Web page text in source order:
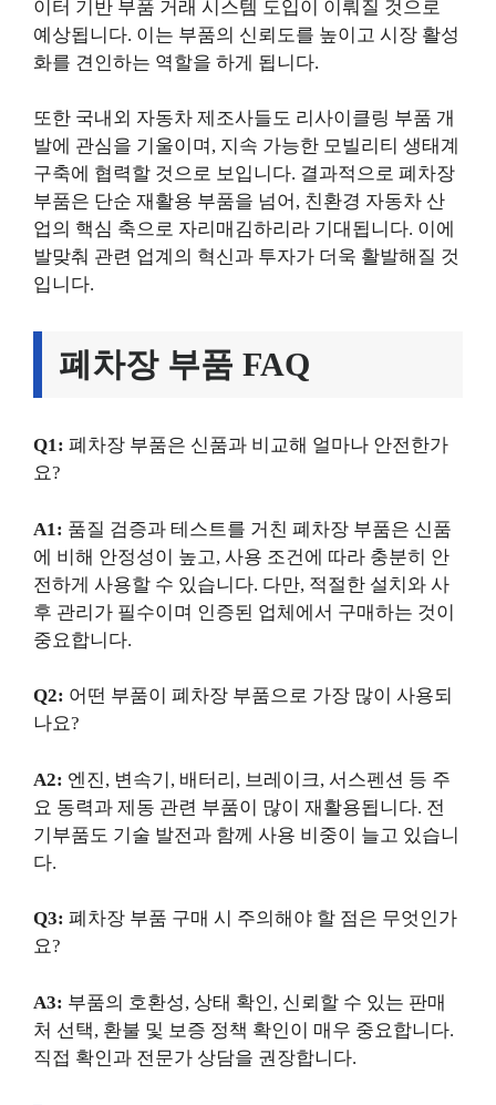
이터 기반 부품 거래 시스템 도입이 이뤄질 것으로
예상됩니다. 이는 부품의 신뢰도를 높이고 시장 활성
화를 견인하는 역할을 하게 됩니다.
또한 국내외 자동차 제조사들도 리사이클링 부품 개
발에 관심을 기울이며, 지속 가능한 모빌리티 생태계
구축에 협력할 것으로 보입니다. 결과적으로 폐차장
부품은 단순 재활용 부품을 넘어, 친환경 자동차 산
업의 핵심 축으로 자리매김하리라 기대됩니다. 이에
발맞춰 관련 업계의 혁신과 투자가 더욱 활발해질 것
입니다.
폐차장 부품 FAQ
Q1: 폐차장 부품은 신품과 비교해 얼마나 안전한가
요?
A1: 품질 검증과 테스트를 거친 폐차장 부품은 신품
에 비해 안정성이 높고, 사용 조건에 따라 충분히 안
전하게 사용할 수 있습니다. 다만, 적절한 설치와 사
후 관리가 필수이며 인증된 업체에서 구매하는 것이
중요합니다.
Q2: 어떤 부품이 폐차장 부품으로 가장 많이 사용되
나요?
A2: 엔진, 변속기, 배터리, 브레이크, 서스펜션 등 주
요 동력과 제동 관련 부품이 많이 재활용됩니다. 전
기부품도 기술 발전과 함께 사용 비중이 늘고 있습니
다.
Q3: 폐차장 부품 구매 시 주의해야 할 점은 무엇인가
요?
A3: 부품의 호환성, 상태 확인, 신뢰할 수 있는 판매
처 선택, 환불 및 보증 정책 확인이 매우 중요합니다.
직접 확인과 전문가 상담을 권장합니다.